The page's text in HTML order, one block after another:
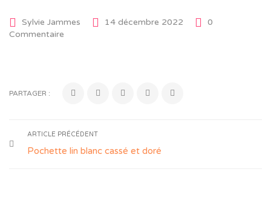
Sylvie Jammes 14 décembre 2022
0
Commentaire
PARTAGER :
ARTICLE PRÉCÉDENT
Pochette lin blanc cassé et doré